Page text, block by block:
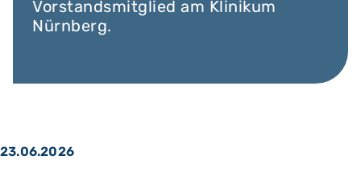
Vorstandsmitglied am Klinikum
Nürnberg.
23.06.2026